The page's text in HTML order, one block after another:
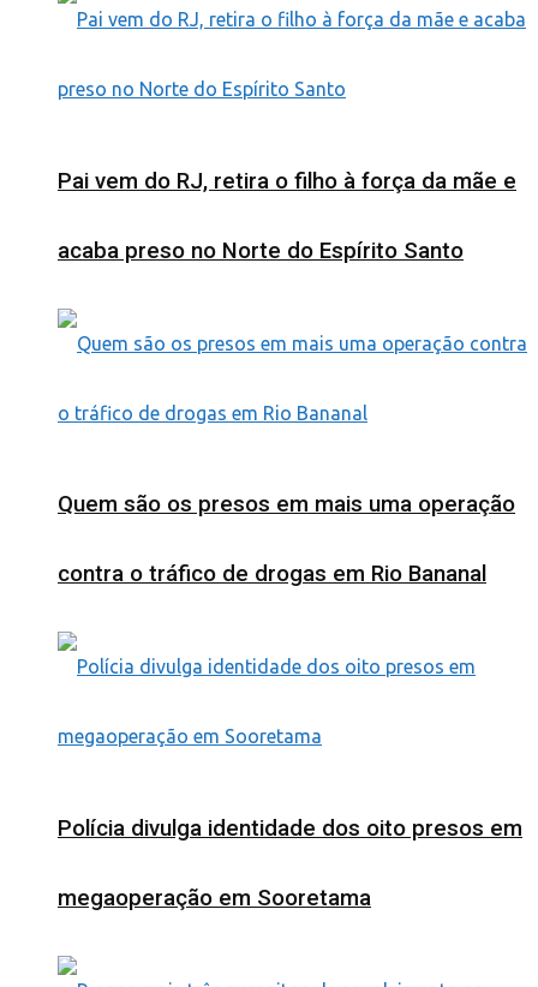
Pai vem do RJ, retira o filho à força da mãe e
acaba preso no Norte do Espírito Santo
Quem são os presos em mais uma operação
contra o tráfico de drogas em Rio Bananal
Polícia divulga identidade dos oito presos em
megaoperação em Sooretama